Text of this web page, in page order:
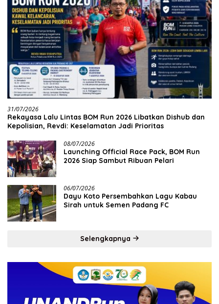
31/07/2026
Rekayasa Lalu Lintas BOM Run 2026 Libatkan Dishub dan
Kepolisian, Revdi: Keselamatan Jadi Prioritas
08/07/2026
Launching Official Race Pack, BOM Run
2026 Siap Sambut Ribuan Pelari
06/07/2026
Dayu Koto Persembahkan Lagu Kabau
Sirah untuk Semen Padang FC
Selengkapnya